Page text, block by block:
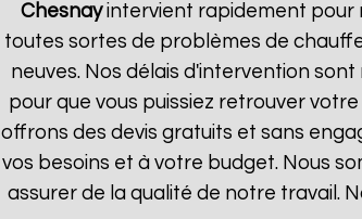
Chesnayintervient rapidement pour
toutes sortes de problèmes de
neuves. Nos délais d'intervention
pour que vous puissiez retrouver
offrons des devis gratuits et sans
vos besoins et à votre budget. Nous
assurer de la qualité de notre travail.